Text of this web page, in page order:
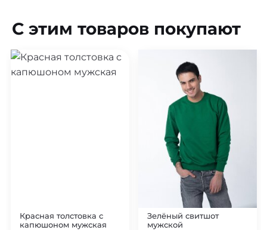
С этим товаров покупают
Красная толстовка с
капюшоном мужская
Зелёный свитшот
мужской